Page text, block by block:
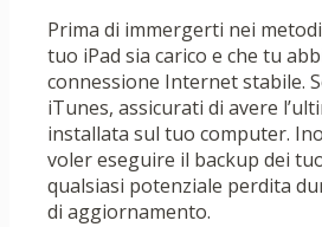
Prima di immergerti nei
tuo iPad sia carico e che tu
connessione Internet stabile.
iTunes, assicurati di avere
installata sul tuo computer.
voler eseguire il backup dei
qualsiasi potenziale perdita
di aggiornamento.